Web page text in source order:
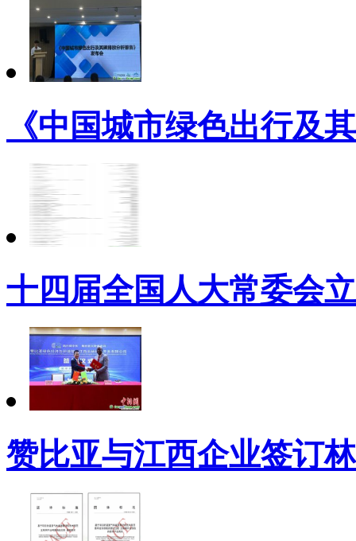
《中国城市绿色出行及
十四届全国人大常委会
赞比亚与江西企业签订